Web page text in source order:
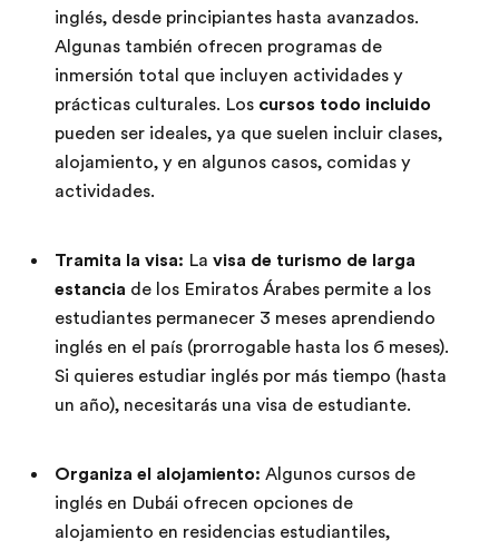
inglés, desde principiantes hasta avanzados.
Algunas también ofrecen programas de
inmersión total que incluyen actividades y
prácticas culturales. Los cursos todo incluido
pueden ser ideales, ya que suelen incluir clases,
alojamiento, y en algunos casos, comidas y
actividades.
Tramita la visa: La visa de turismo de larga
estancia de los Emiratos Árabes permite a los
estudiantes permanecer 3 meses aprendiendo
inglés en el país (prorrogable hasta los 6 meses).
Si quieres estudiar inglés por más tiempo (hasta
un año), necesitarás una visa de estudiante.
Organiza el alojamiento: Algunos cursos de
inglés en Dubái ofrecen opciones de
alojamiento en residencias estudiantiles,